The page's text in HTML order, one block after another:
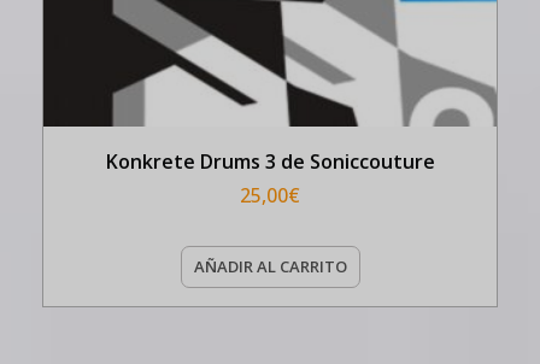
Konkrete Drums 3 de Soniccouture
25,00€
AÑADIR AL CARRITO